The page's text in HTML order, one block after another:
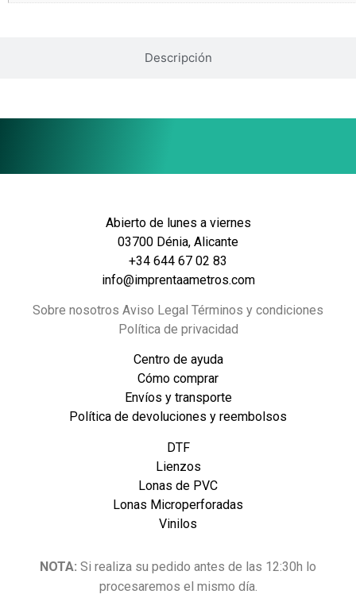
Descripción
Abierto de lunes a viernes
03700 Dénia, Alicante
+34 644 67 02 83
info@imprentaametros.com
Sobre nosotros Aviso Legal Términos y condiciones
Política de privacidad
Centro de ayuda
Cómo comprar
Envíos y transporte
Política de devoluciones y reembolsos
DTF
Lienzos
Lonas de PVC
Lonas Microperforadas
Vinilos
NOTA: Si realiza su pedido antes de las 12:30h lo
procesaremos el mismo día.